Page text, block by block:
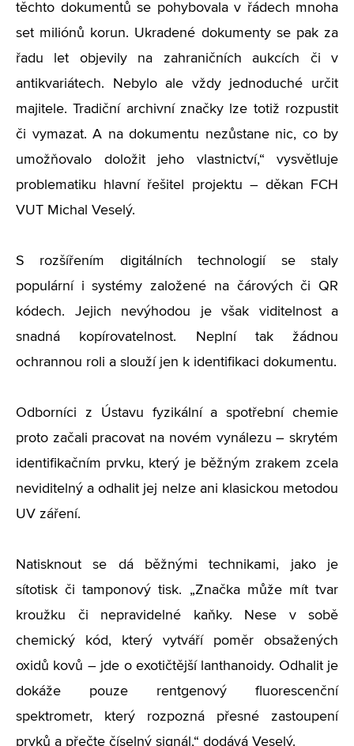
těchto dokumentů se pohybovala v řádech mnoha
set miliónů korun. Ukradené dokumenty se pak za
řadu let objevily na zahraničních aukcích či v
antikvariátech. Nebylo ale vždy jednoduché určit
majitele. Tradiční archivní značky lze totiž rozpustit
či vymazat. A na dokumentu nezůstane nic, co by
umožňovalo doložit jeho vlastnictví,“ vysvětluje
problematiku hlavní řešitel projektu – děkan FCH
VUT Michal Veselý.
S rozšířením digitálních technologií se staly
populární i systémy založené na čárových či QR
kódech. Jejich nevýhodou je však viditelnost a
snadná kopírovatelnost. Neplní tak žádnou
ochrannou roli a slouží jen k identifikaci dokumentu.
Odborníci z Ústavu fyzikální a spotřební chemie
proto začali pracovat na novém vynálezu – skrytém
identifikačním prvku, který je běžným zrakem zcela
neviditelný a odhalit jej nelze ani klasickou metodou
UV záření.
Natisknout se dá běžnými technikami, jako je
sítotisk či tamponový tisk. „Značka může mít tvar
kroužku či nepravidelné kaňky. Nese v sobě
chemický kód, který vytváří poměr obsažených
oxidů kovů – jde o exotičtější lanthanoidy. Odhalit je
dokáže pouze rentgenový fluorescenční
spektrometr, který rozpozná přesné zastoupení
prvků a přečte číselný signál,“ dodává Veselý.